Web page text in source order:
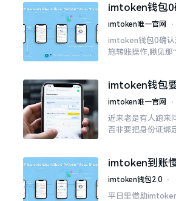
持。
imtoken钱包0
教你几招快速
imtoken唯一官网 ⋅
imtoken钱包0确
施转账操作,瞅见那
你仅有干巴巴等待
imtoken钱包
慌，看完这篇
imtoken唯一官网 ⋅
近来老是有人跑来
否非要把身份证绑
清楚了
imtoken到账
这几点比啥都
imtoken钱包2.0 ⋅
平日里借助